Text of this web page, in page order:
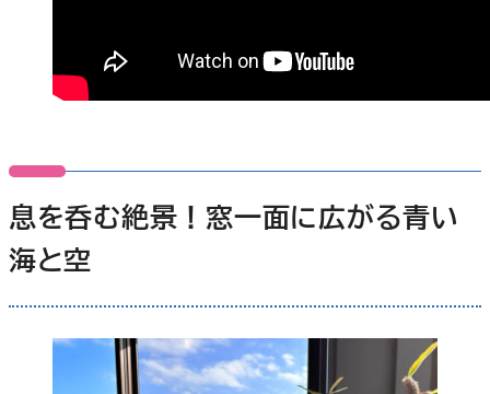
息を呑む絶景！窓一面に広がる青い
海と空